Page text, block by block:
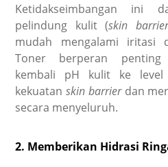
Ketidakseimbangan ini
pelindung kulit (skin barrier
mudah mengalami iritasi
Toner berperan penting
kembali pH kulit ke level
kekuatanskin barrierdan
secara menyeluruh.
2. Memberikan Hidrasi